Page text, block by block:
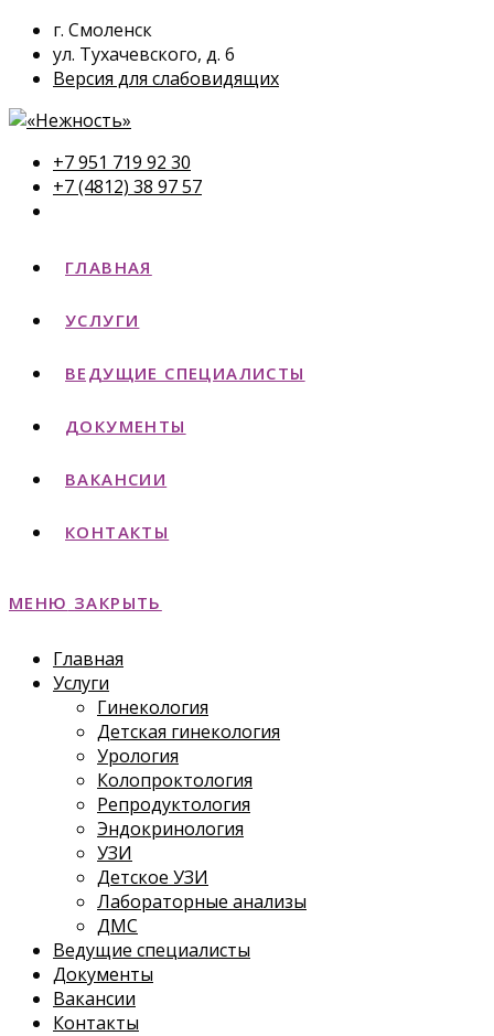
г. Смоленск
ул. Тухачевского, д. 6
Версия для слабовидящих
+7 951 719 92 30
+7 (4812) 38 97 57
ГЛАВНАЯ
УСЛУГИ
ВЕДУЩИЕ СПЕЦИАЛИСТЫ
ДОКУМЕНТЫ
ВАКАНСИИ
КОНТАКТЫ
МЕНЮ ЗАКРЫТЬ
Главная
Услуги
Гинекология
Детская гинекология
Урология
Колопроктология
Репродуктология
Эндокринология
УЗИ
Детское УЗИ
Лабораторные анализы
ДМС
Ведущие специалисты
Документы
Вакансии
Контакты